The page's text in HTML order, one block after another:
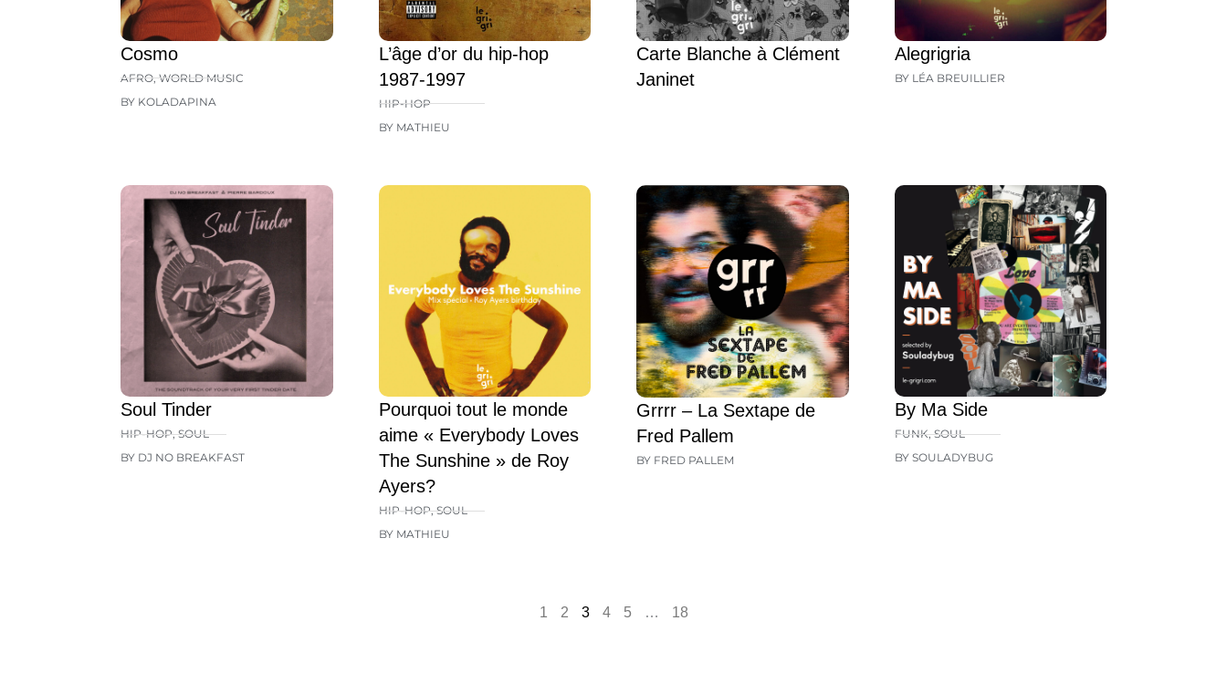
Cosmo
AFRO,WORLD MUSIC
BY KOLADAPINA
L’âge d’or du hip-hop
1987-1997
HIP-HOP
BY MATHIEU
Carte Blanche à Clément
Janinet
Alegrigria
BY LÉA BREUILLIER
Soul Tinder
HIP-HOP,SOUL
BY DJ NO BREAKFAST
Pourquoi tout le monde
aime « Everybody Loves
The Sunshine » de Roy
Ayers?
HIP-HOP,SOUL
BY MATHIEU
Grrrr – La Sextape de
Fred Pallem
BY FRED PALLEM
By Ma Side
FUNK,SOUL
BY SOULADYBUG
1 2 3 4 5 … 18